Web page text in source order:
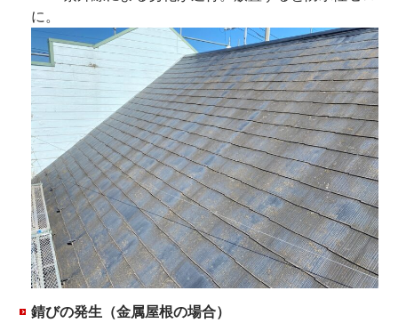
に。
錆びの発生（金属屋根の場合）